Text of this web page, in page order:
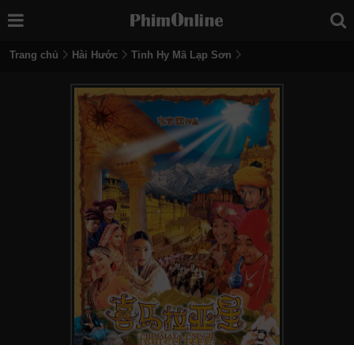
Trang chủ Hài Hước Tinh Hy Mã Lạp Sơn